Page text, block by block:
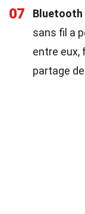
07
sans fil a
entre eux,
partage